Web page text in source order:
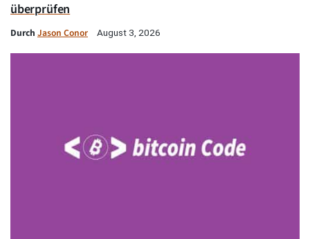
überprüfen
Durch Jason Conor August 3, 2026